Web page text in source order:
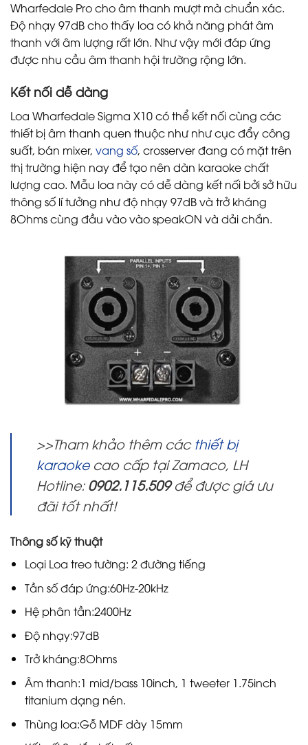
Wharfedale Pro cho âm thanh mượt mà chuẩn xác.
Độ nhạy 97dB cho thấy loa có khả năng phát âm
thanh với âm lượng rất lớn. Như vậy mới đáp ứng
được nhu cầu âm thanh hội trường rộng lớn.
Kết nối dễ dàng
Loa Wharfedale Sigma X10 có thể kết nối cùng các
thiết bị âm thanh quen thuộc như như cục đẩy công
suất, bán mixer, vang số, crosserver đang có mặt trên
thị trường hiện nay để tạo nên dàn karaoke chất
lượng cao. Mẫu loa này có dễ dàng kết nối bởi sở hữu
thông số lí tưởng như độ nhạy 97dB và trở kháng
8Ohms cùng đầu vào vào speakON và dải chắn.
>>Tham khảo thêm cácthiết bị
karaokecao cấp tại Zamaco, LH
Hotline:0902.115.509để được giá ưu
đãi tốt nhất!
Thông số kỹ thuật
Loại Loa treo tường: 2 đường tiếng
Tần số đáp ứng:60Hz-20kHz
Hệ phân tần:2400Hz
Độ nhạy:97dB
Trở kháng:8Ohms
Âm thanh:1 mid/bass 10inch, 1 tweeter 1.75inch
titanium dạng nén.
Thùng loa:Gỗ MDF dày 15mm